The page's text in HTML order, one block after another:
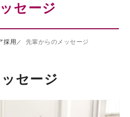
セージ
採用 先輩からのメッセージ
セージ